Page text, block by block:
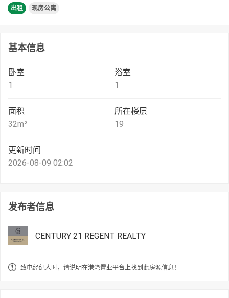
出租 现房公寓
基本信息
卧室
1
浴室
1
面积
32m²
所在楼层
19
更新时间
2026-08-09 02:02
发布者信息
CENTURY 21 REGENT REALTY
致电经纪人时，请说明在港湾置业平台上找到此房源信息！